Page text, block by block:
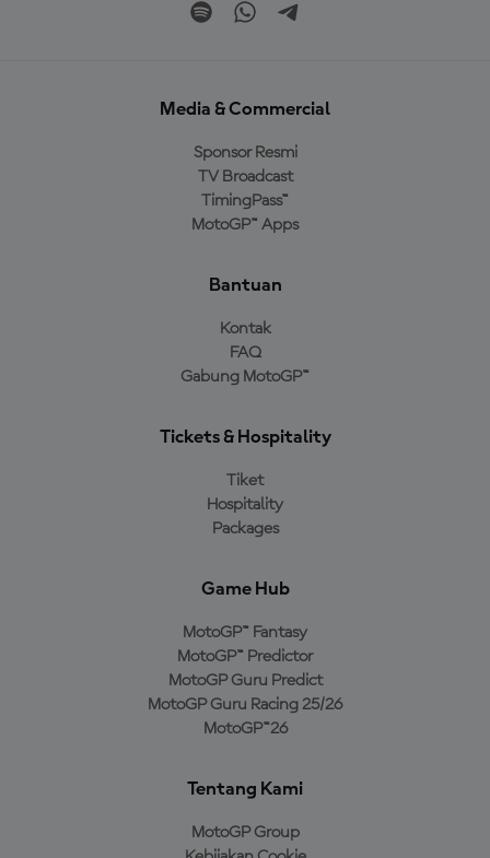
Media & Commercial
Sponsor Resmi
TV Broadcast
TimingPass™
MotoGP™ Apps
Bantuan
Kontak
FAQ
Gabung MotoGP™
Tickets & Hospitality
Tiket
Hospitality
Packages
Game Hub
MotoGP™ Fantasy
MotoGP™ Predictor
MotoGP Guru Predict
MotoGP Guru Racing 25/26
MotoGP™26
Tentang Kami
MotoGP Group